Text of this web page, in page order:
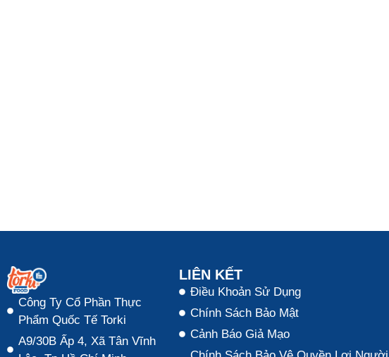
Công Ty Cổ Phần Thực
Phẩm Quốc Tế Torki
A9/30B Ấp 4, Xã Tân Vĩnh
LIÊN KẾT
Điều Khoản Sử Dụng
Chính Sách Bảo Mật
Cảnh Báo Giả Mạo